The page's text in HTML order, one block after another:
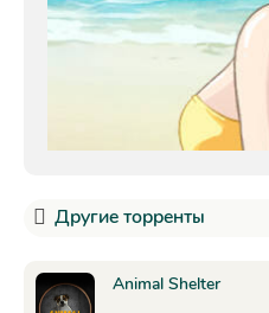
Другие торренты
Animal Shelter